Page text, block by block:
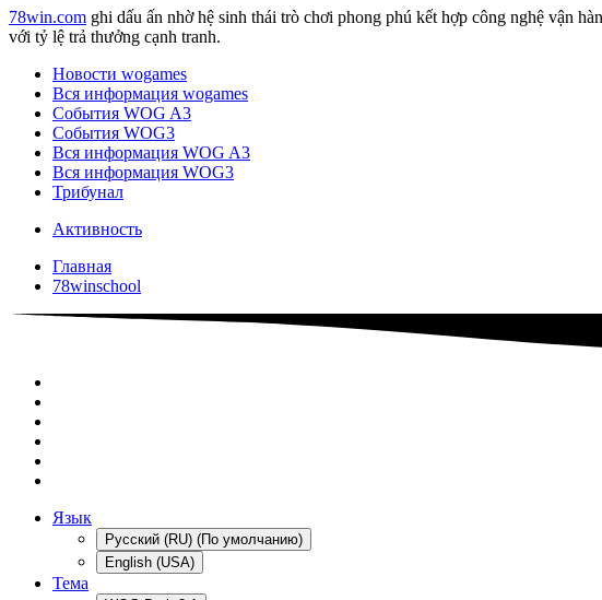
78win.com ghi dấu ấn nhờ hệ sinh thái trò chơi phong phú kết hợp công nghệ vận
với tỷ lệ trả thưởng cạnh tranh.
Новости wogames
Вся информация wogames
События WOG A3
События WOG3
Вся информация WOG A3
Вся информация WOG3
Трибунал
Активность
Главная
78winschool
Язык
Русский (RU) (По умолчанию)
English (USA)
Тема